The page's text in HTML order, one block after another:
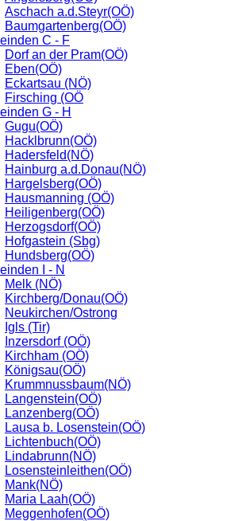
Aschach a.d.Steyr(OÖ)
Baumgartenberg(OÖ)
C - F
Dorf an der Pram(OÖ)
Eben(OÖ)
Eckartsau (NÖ)
Firsching (OÖ
G - H
Gugu(OÖ)
Hacklbrunn(OÖ)
Hadersfeld(NÖ)
Hainburg a.d.Donau(NÖ)
Hargelsberg(OÖ)
Hausmanning (OÖ)
Heiligenberg(OÖ)
Herzogsdorf(OÖ)
Hofgastein (Sbg)
Hundsberg(OÖ)
I - N
Melk (NÖ)
Kirchberg/Donau(OÖ)
Neukirchen/Ostrong
Igls (Tir)
Inzersdorf (OÖ)
Kirchham (OÖ)
Königsau(OÖ)
Krummnussbaum(NÖ)
Langenstein(OÖ)
Lanzenberg(OÖ)
Lausa b. Losenstein(OÖ)
Lichtenbuch(OÖ)
Lindabrunn(NÖ)
Losensteinleithen(OÖ)
Mank(NÖ)
Maria Laah(OÖ)
Meggenhofen(OÖ)